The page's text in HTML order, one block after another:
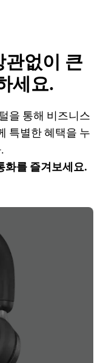
관없이 큰
세요.
을 통해 비즈니스
특별한 혜택을 누
화를 즐겨보세요.